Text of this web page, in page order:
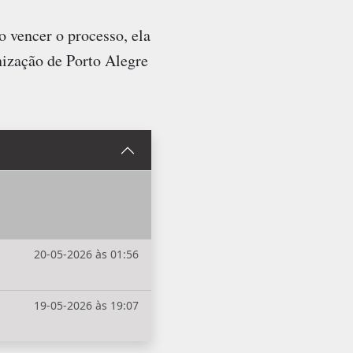
o processo, ela
de Porto Alegre
20-05-2026 às 01:56
19-05-2026 às 19:07